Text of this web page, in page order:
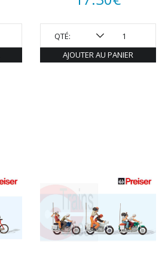
QTÉ:
AJOUTER AU PANIER